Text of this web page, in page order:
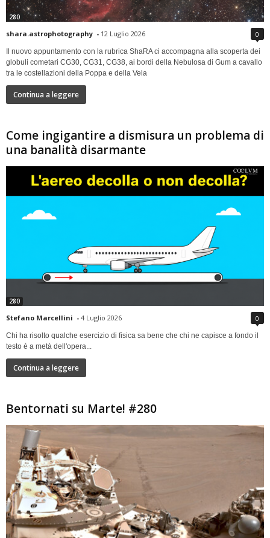
280
shara.astrophotography - 12 Luglio 2026 0
Il nuovo appuntamento con la rubrica ShaRA ci accompagna alla scoperta dei
globuli cometari CG30, CG31, CG38, ai bordi della Nebulosa di Gum a cavallo
tra le costellazioni della Poppa e della Vela
Continua a leggere
Come ingigantire a dismisura un problema di
una banalità disarmante
280
Stefano Marcellini - 4 Luglio 2026 0
Chi ha risolto qualche esercizio di fisica sa bene che chi ne capisce a fondo il
testo è a metà dell'opera...
Continua a leggere
Bentornati su Marte! #280